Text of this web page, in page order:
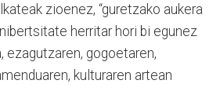
zioenez, “guretzako aukera
herritar hori bi egunez
ezagutzaren, gogoetaren,
kulturaren artean